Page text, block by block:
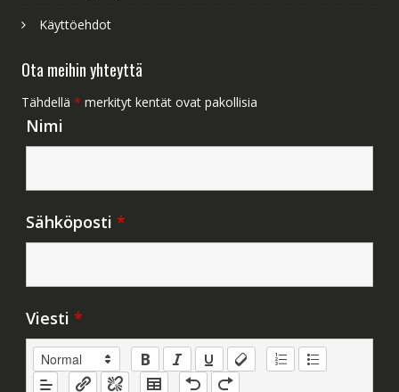
Käyttöehdot
Ota meihin yhteyttä
Tähdellä * merkityt kentät ovat pakollisia
Nimi
Sähköposti *
Viesti *